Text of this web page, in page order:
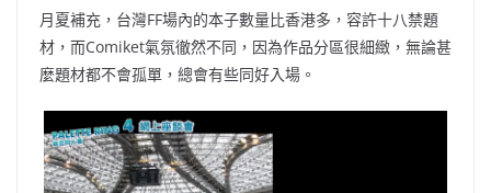
月夏補充，台灣FF場內的本子數量比香港多，容許十八禁題
材，而Comiket氣氛徹然不同，因為作品分區很細緻，無論甚
麼題材都不會孤單，總會有些同好入場。